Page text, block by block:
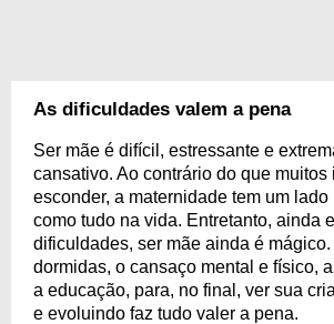
As dificuldades valem a pena
Ser mãe é difícil, estressante e
cansativo. Ao contrário do que muitos
esconder, a maternidade tem um lado
como tudo na vida. Entretanto, ainda
dificuldades, ser mãe ainda é mágico.
dormidas, o cansaço mental e físico,
a educação, para, no final, ver sua
e evoluindo faz tudo valer a pena.